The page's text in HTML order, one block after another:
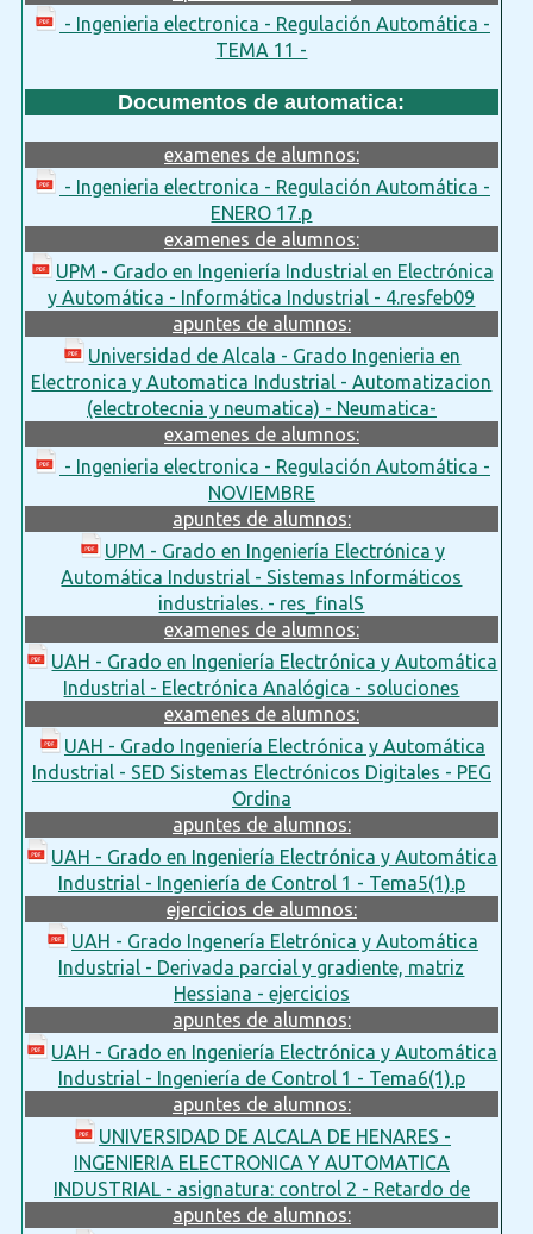
- Ingenieria electronica - Regulación Automática -
TEMA 11 -
Documentos de automatica:
examenes de alumnos:
- Ingenieria electronica - Regulación Automática -
ENERO 17.p
examenes de alumnos:
UPM - Grado en Ingeniería Industrial en Electrónica
y Automática - Informática Industrial - 4.resfeb09
apuntes de alumnos:
Universidad de Alcala - Grado Ingenieria en
Electronica y Automatica Industrial - Automatizacion
(electrotecnia y neumatica) - Neumatica-
examenes de alumnos:
- Ingenieria electronica - Regulación Automática -
NOVIEMBRE
apuntes de alumnos:
UPM - Grado en Ingeniería Electrónica y
Automática Industrial - Sistemas Informáticos
industriales. - res_finalS
examenes de alumnos:
UAH - Grado en Ingeniería Electrónica y Automática
Industrial - Electrónica Analógica - soluciones
examenes de alumnos:
UAH - Grado Ingeniería Electrónica y Automática
Industrial - SED Sistemas Electrónicos Digitales - PEG
Ordina
apuntes de alumnos:
UAH - Grado en Ingeniería Electrónica y Automática
Industrial - Ingeniería de Control 1 - Tema5(1).p
ejercicios de alumnos:
UAH - Grado Ingenería Eletrónica y Automática
Industrial - Derivada parcial y gradiente, matriz
Hessiana - ejercicios
apuntes de alumnos:
UAH - Grado en Ingeniería Electrónica y Automática
Industrial - Ingeniería de Control 1 - Tema6(1).p
apuntes de alumnos:
UNIVERSIDAD DE ALCALA DE HENARES -
INGENIERIA ELECTRONICA Y AUTOMATICA
INDUSTRIAL - asignatura: control 2 - Retardo de
apuntes de alumnos: